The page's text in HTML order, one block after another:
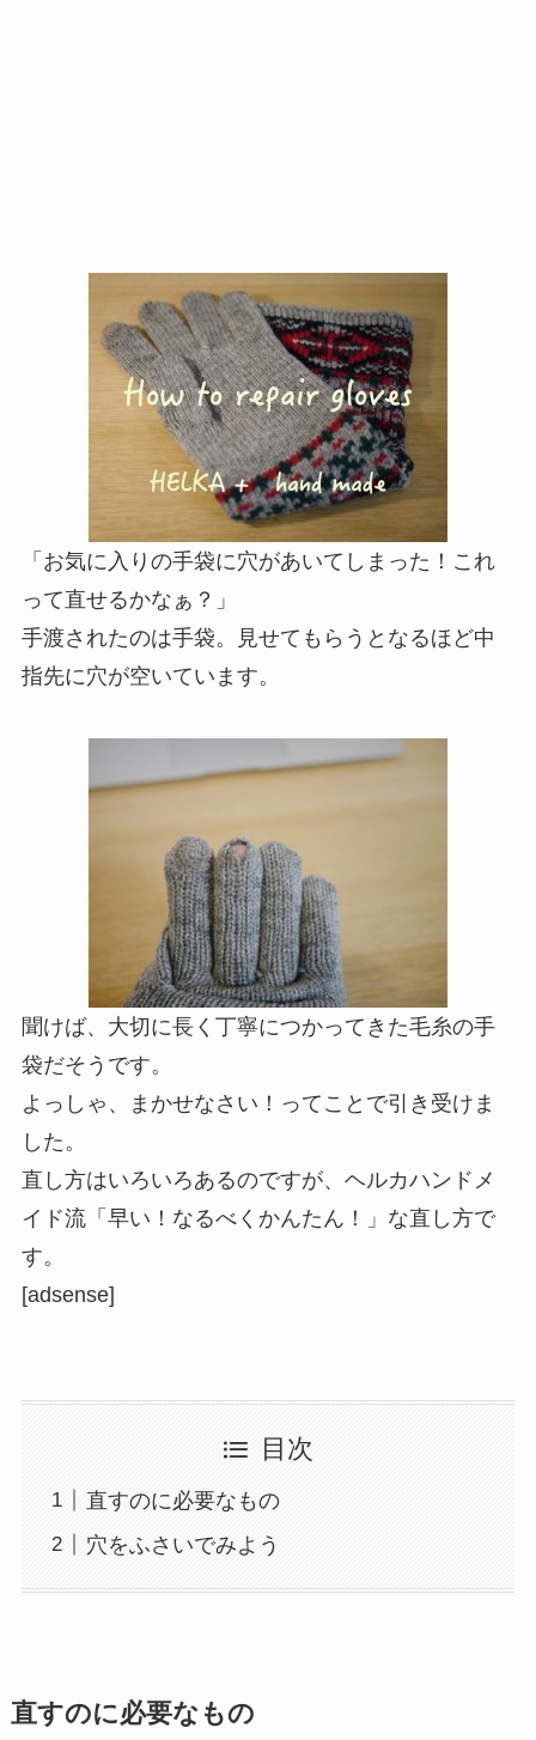
「お気に入りの手袋に穴があいてしまった！これ
って直せるかなぁ？」
手渡されたのは手袋。見せてもらうとなるほど中
指先に穴が空いています。
聞けば、大切に長く丁寧につかってきた毛糸の手
袋だそうです。
よっしゃ、まかせなさい！ってことで引き受けま
した。
直し方はいろいろあるのですが、ヘルカハンドメ
イド流「早い！なるべくかんたん！」な直し方で
す。
[adsense]
目次
直すのに必要なもの
穴をふさいでみよう
直すのに必要なもの